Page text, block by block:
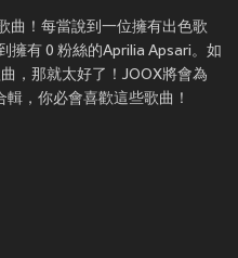
曲！每當說到一位擁有出色歌
擁有 0 粉絲的Aprilia Apsari。如
，那就太好了！JOOX將會為
，你必會喜歡這些歌曲！